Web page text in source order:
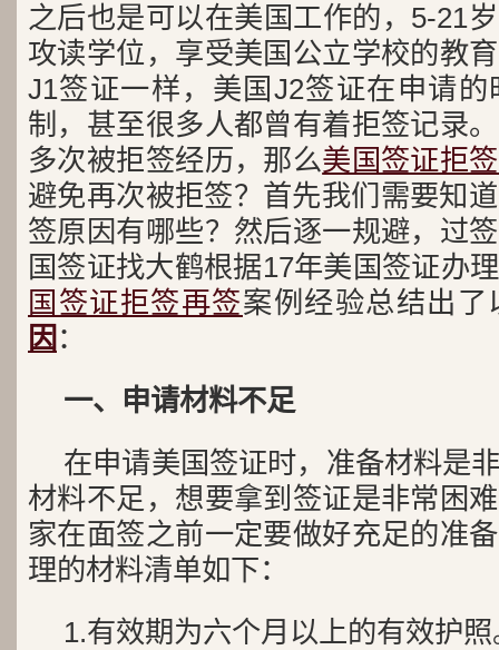
之后也是可以在美国工作的，5-21
攻读学位，享受美国公立学校的教
J1签证一样，美国J2签证在申请
制，甚至很多人都曾有着拒签记录
多次被拒签经历，那么美国签证拒
避免再次被拒签？首先我们需要知
签原因有哪些？然后逐一规避，过
国签证找大鹤根据17年美国签证办
国签证拒签再签案例经验总结出了
因 ：
一、申请材料不足
在申请美国签证时，准备材料是
材料不足，想要拿到签证是非常困
家在面签之前一定要做好充足的准
理的材料清单如下：
1.有效期为六个月以上的有效护照